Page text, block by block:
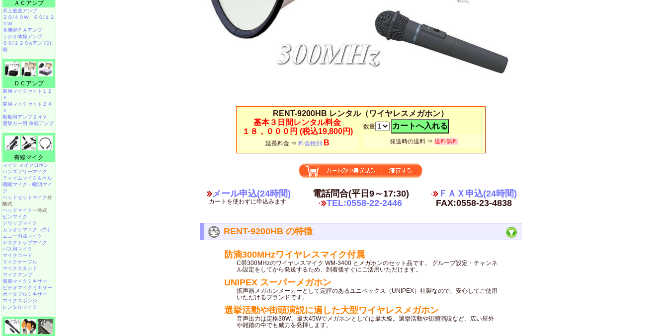
RENT-9200HB レンタル（ワイヤレスメガホン）
基本３日間レンタル料金
１８，０００円 (税込19,800円)
延長料金 ⇒ 料金種別 B
数量
発送時の送料 ⇒ 送料無料
メール申込(24時間)
カートを使わずに申込みます
ＦＡＸ申込(24時間)
FAX:0558-23-4838
電話問合(平日9～17:30)
TEL:0558-22-2446
RENT-9200HB の特徴
防滴300MHzワイヤレスマイク付属
C帯300MHzのワイヤレスマイク WM-3400 とメガホンのセット品です。 グループ設定・チャンネ
ル設定をしてから発送するため、到着後すぐにご活用いただけます。
UNIPEX スーパーメガホン
拡声器メガホンメーカーとして定評のあるユニペックス（UNIPEX）社製なので、安心してご使用
いただけるブランドです。
選挙活動や街頭演説に適した大型ワイヤレスメガホン
音声出力は定格30W、最大45Wでメガホンとしては最大級。選挙活動や街頭演説など、広い屋外
や雑踏の中でも威力を発揮します。
ＡＣアンプ
卓上放送アンプ
２０/４０W
６０/１２
０W
多機能ＰＡアンプ
ラジオ体操アンプ
６０/１２０wアンプ詳
細
ＤＣアンプ
車用マイクセット１２
Ｖ
車用マイクセット２４
Ｖ
船舶用アンプ２４Ｖ
選挙カー用 車載アンプ
有線マイク
マイク マイクロホン
ハンズフリーマイク
チャイムマイク＆ベル
咽喉マイク・喉頭マイ
ク
ヘッドセットマイク分
離式
ヘッドマイク一体式
ピンマイク
クリップマイク
カラオケマイク（白）
エコー内蔵マイク
デスクトップマイク
バス用マイク
マイクコード
マイクケーブル
マイクスタンド
マイクアンプ
簡易マイクミキサー
ビデオマイクミキサー
ポータブルミキサー
マイクスポンジ
レンタルマイク